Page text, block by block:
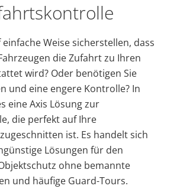
Weise sicherstellen, dass
die Zufahrt zu Ihren
wird? Oder benötigen Sie
und eine engere Kontrolle? In
eine Axis Lösung zur
die perfekt auf Ihre
ist. Es handelt sich
Lösungen für den
ohne bemannte
und häufige Guard-Tours.